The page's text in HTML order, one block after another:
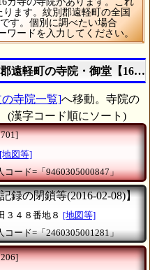
ます。紋別郡遠軽町の全国
す。個別に調べたい場合
ワードを入力してください。
遠軽町の寺院・御堂【16
寺院一覧]へ移動。寺院の
(漢字コード順にソート)
[地図等]
コード=「9460305000847」
録の閉鎖等(2016-02-08)】
３４８番地８ [地図等]
コード=「2460305001281」